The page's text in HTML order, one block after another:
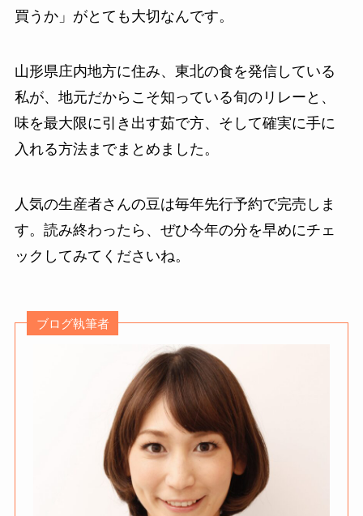
買うか」がとても大切なんです。
山形県庄内地方に住み、東北の食を発信している
私が、地元だからこそ知っている旬のリレーと、
味を最大限に引き出す茹で方、そして確実に手に
入れる方法までまとめました。
人気の生産者さんの豆は毎年先行予約で完売しま
す。読み終わったら、ぜひ今年の分を早めにチェ
ックしてみてくださいね。
ブログ執筆者